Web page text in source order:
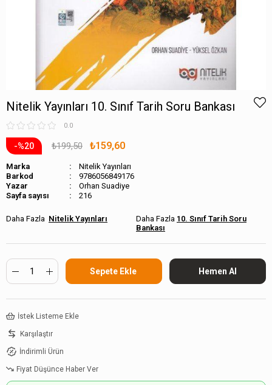
Nitelik Yayınları 10. Sınıf Tarih Soru Bankası
0.0
20 ₺199,50 ₺159,60
Marka
Nitelik Yayınları
Barkod
9786056849176
Orhan Suadiye
Sayfa sayısı
216
Nitelik Yayınları
10. Sınıf Tarih Soru
Bankası
İstek Listeme Ekle
Karşılaştır
İndirimli Ürün
Fiyat Düşünce Haber Ver